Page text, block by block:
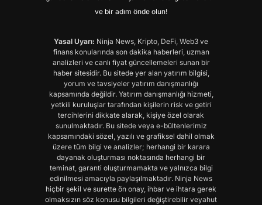
ve bir adım önde olun!
Yasal Uyarı: Ninja News, Kripto, DeFi, Web3 ve
finans konularında son dakika haberleri, uzman
analizleri ve canlı fiyat güncellemeleri sunan bir
haber sitesidir. Bu sitede yer alan yatırım bilgisi,
yorum ve tavsiyeler yatırım danışmanlığı
kapsamında değildir. Yatırım danışmanlığı hizmeti,
yetkili kuruluşlar tarafından kişilerin risk ve getiri
tercihlerini dikkate alarak, kişiye özel olarak
sunulmaktadır. Bu sitede veya e-bültenlerimiz
kapsamındaki sözel, yazılı ve grafiksel dahil olmak
üzere tüm bilgi ve analizler; herhangi bir karara
dayanak oluşturması noktasında herhangi bir
teminat, garanti oluşturmamakta ve yalnızca bilgi
edinilmesi amacıyla paylaşılmaktadır. Ninja News
hiçbir şekil ve surette ön onay, ihbar ve ihtara gerek
olmaksızın söz konusu bilgileri değiştirebilir veyahut